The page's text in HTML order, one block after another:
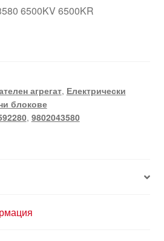
6500KV 6500KR
агрегат, Електрически
блокове
, 9802043580